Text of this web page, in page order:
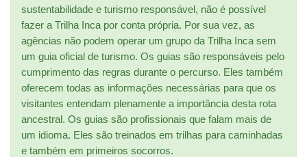
sustentabilidade e turismo responsável, não é possível
fazer a Trilha Inca por conta própria. Por sua vez, as
agências não podem operar um grupo da Trilha Inca sem
um guia oficial de turismo. Os guias são responsáveis ​​pelo
cumprimento das regras durante o percurso. Eles também
oferecem todas as informações necessárias para que os
visitantes entendam plenamente a importância desta rota
ancestral. Os guias são profissionais que falam mais de
um idioma. Eles são treinados em trilhas para caminhadas
e também em primeiros socorros.